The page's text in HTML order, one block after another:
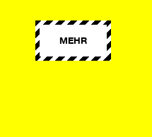
MEHR